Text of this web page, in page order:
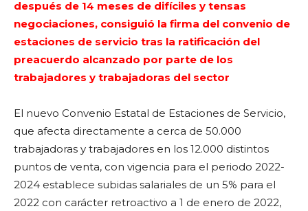
después de 14 meses de difíciles y tensas
negociaciones, consiguió la firma del convenio de
estaciones de servicio tras la ratificación del
preacuerdo alcanzado por parte de los
trabajadores y trabajadoras del sector
El nuevo Convenio Estatal de Estaciones de Servicio,
que afecta directamente a cerca de 50.000
trabajadoras y trabajadores en los 12.000 distintos
puntos de venta, con vigencia para el periodo 2022-
2024 establece subidas salariales de un 5% para el
2022 con carácter retroactivo a 1 de enero de 2022,